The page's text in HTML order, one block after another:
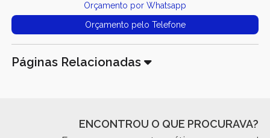
Orçamento por Whatsapp
Orçamento pelo Telefone
Páginas Relacionadas
ENCONTROU O QUE PROCURAVA?